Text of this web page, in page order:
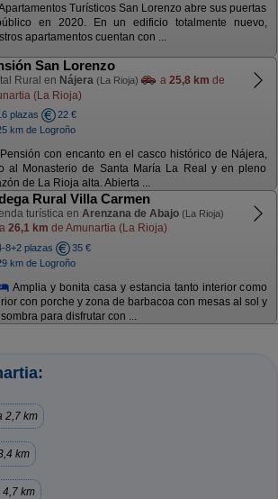
Turísticos San Lorenzo abre sus puertas
en 2020. En un edificio totalmente nuevo,
apartamentos cuentan con ...
San Lorenzo
Rural en Nájera (La Rioja) a 25,8 km de
(La Rioja)
plazas
22 €
km de Logroño
Pensión con encanto en el casco histórico de Nájera,
al Monasterio de Santa María La Real y en pleno
de La Rioja alta. Abierta ...
Rural Villa Carmen
turística en Arenzana de Abajo (La Rioja)
a 26,1 km de Amunartia (La Rioja)
8+2 plazas
35 €
km de Logroño
Amplia y bonita casa y estancia tanto interior como
con porche y zona de barbacoa con mesas al sol y
para disfrutar con ...
2,7 km
km
4,7 km